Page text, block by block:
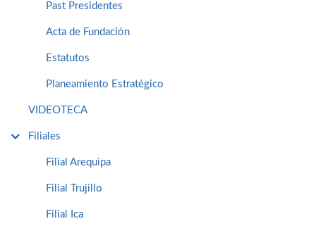
Past Presidentes
Acta de Fundación
Estatutos
Planeamiento Estratégico
VIDEOTECA
Filiales
Filial Arequipa
Filial Trujillo
Filial Ica